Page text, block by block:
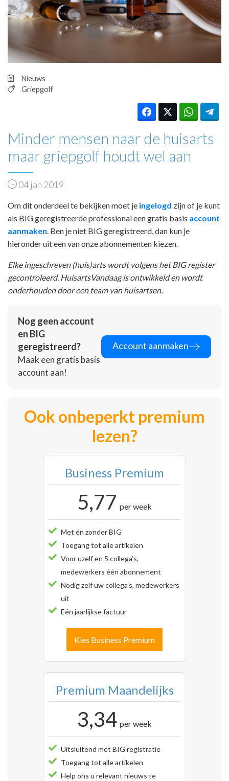
PRAKTIJKZAKEN
TARIEVEN
MEDISCHE VAKHANDEL
REGISTRATIE
Nieuws
Griepgolf
Minder mensen naar de huisarts
maar griepgolf houdt wel aan
04 jan 2019
Om dit onderdeel te bekijken moet je ingelogd zijn of je kunt
als BIG geregistreerde professional een gratis basis account
aanmaken . Ben je niet BIG geregistreerd, dan kun je
hieronder uit een van onze abonnementen kiezen.
Elke ingeschreven (huis)arts wordt volgens het BIG register
gecontroleerd. HuisartsVandaag is ontwikkeld en wordt
onderhouden door een team van huisartsen.
Nog geen account
en BIG
geregistreerd?
Maak een gratis basis
account aan!
Account aanmaken
Ook onbeperkt premium
lezen?
Business Premium
5,77 per week
Met én zonder BIG
Toegang tot alle artikelen
Voor uzelf en 5 collega’s,
medewerkers één abonnement
Nodig zelf uw collega’s, medewerkers
uit
Eén jaarlijkse factuur
Kies Business Premium
Premium Maandelijks
3,34 per week
Uitsluitend met BIG registratie
Toegang tot alle artikelen
Help ons u relevant nieuws te